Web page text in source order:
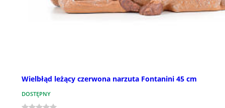
Wielbłąd leżący czerwona narzuta Fontanini 45 cm
DOSTĘPNY